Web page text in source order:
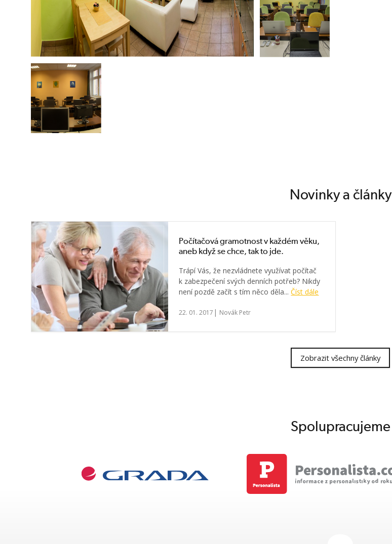
Novinky a články
Počítačová gramotnost v každém věku,
aneb když se chce, tak to jde.
Trápí Vás, že nezvládnete využívat počítač
k zabezpečení svých denních potřeb? Nikdy
není pozdě začít s tím něco děla...Číst dále
22. 01. 2017 | Novák Petr
Zobrazit všechny články
Spolupracujeme